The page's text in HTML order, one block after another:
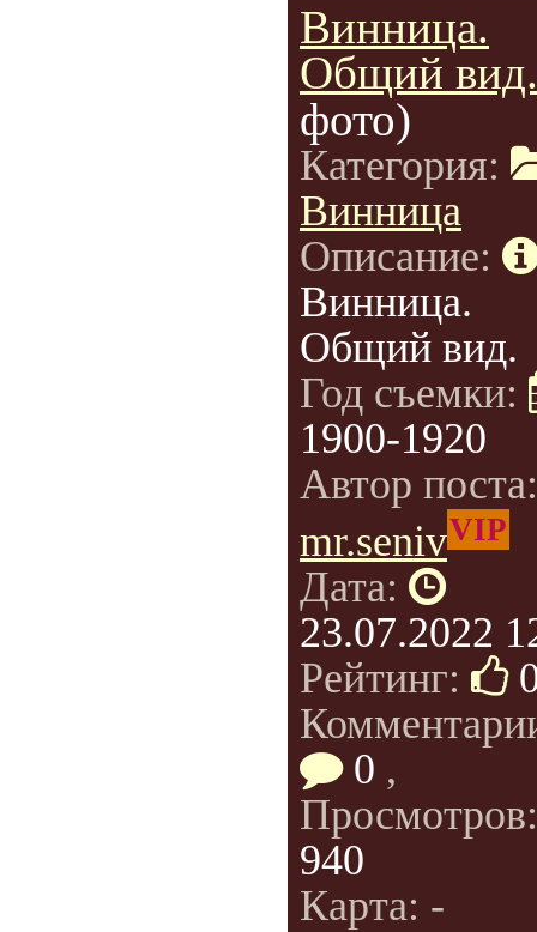
Винница.
Общий вид.
фото)
Категория:
Винница
Описание:
Винница.
Общий вид.
Год съемки:
1900-1920
Автор
mr.senivVIP
Дата:
23.07.2022
Рейтинг:
0 ,
940
Карта: -